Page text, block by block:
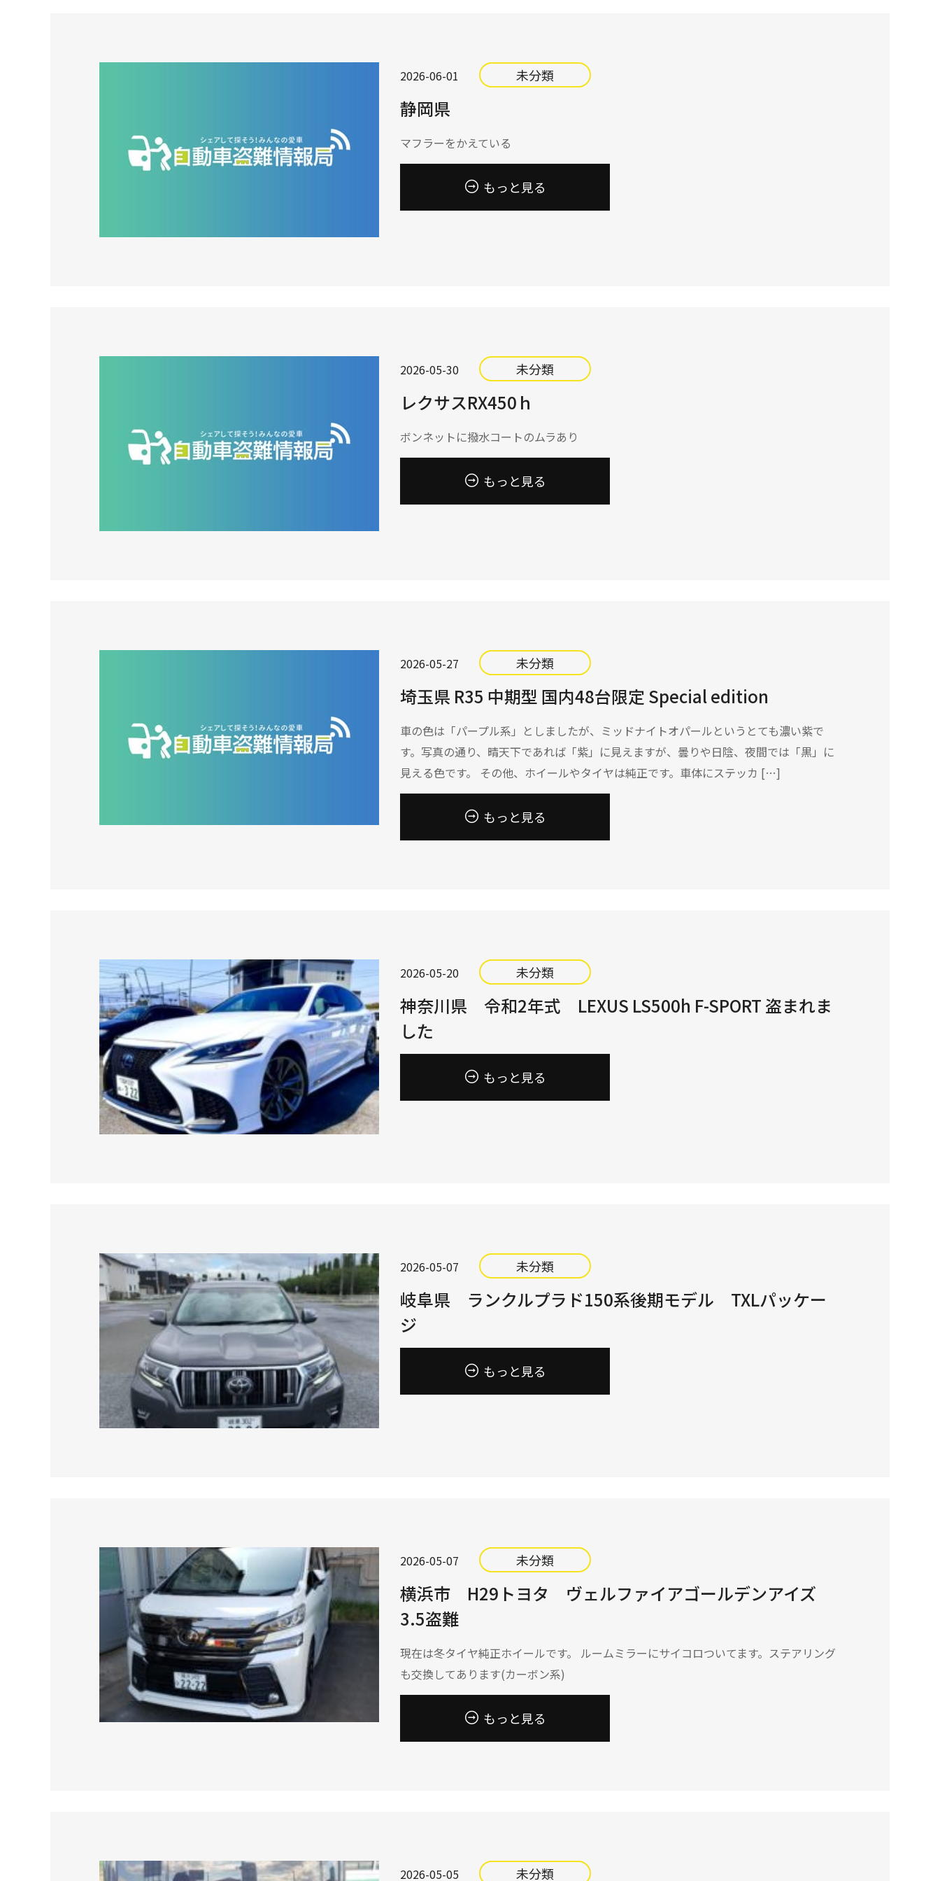
2026-06-01 未分類
静岡県
マフラーをかえている
もっと見る
2026-05-30 未分類
レクサスRX450ｈ
ボンネットに撥水コートのムラあり
もっと見る
2026-05-27 未分類
埼玉県 R35 中期型 国内48台限定 Special edition
車の色は「パープル系」としましたが、ミッドナイトオパールというとても濃い紫で
す。写真の通り、晴天下であれば「紫」に見えますが、曇りや日陰、夜間では「黒」に
見える色です。 その他、ホイールやタイヤは純正です。車体にステッカ […]
もっと見る
2026-05-20 未分類
神奈川県 令和2年式 LEXUS LS500h F-SPORT 盗まれま
した
もっと見る
2026-05-07 未分類
岐阜県 ランクルプラド150系後期モデル TXLパッケー
ジ
もっと見る
2026-05-07 未分類
横浜市 H29トヨタ ヴェルファイアゴールデンアイズ
3.5盗難
現在は冬タイヤ純正ホイールです。 ルームミラーにサイコロついてます。ステアリング
も交換してあります(カーボン系)
もっと見る
2026-05-05 未分類